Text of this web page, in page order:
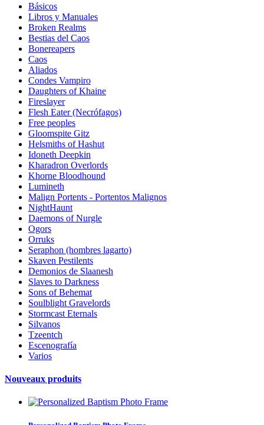
Básicos
Libros y Manuales
Broken Realms
Bestias del Caos
Bonereapers
Caos
Aliados
Condes Vampiro
Daughters of Khaine
Fireslayer
Flesh Eater (Necrófagos)
Free peoples
Gloomspite Gitz
Helsmiths of Hashut
Idoneth Deepkin
Kharadron Overlords
Khorne Bloodhound
Lumineth
Malign Portents - Portentos Malignos
NightHaunt
Daemons of Nurgle
Ogors
Orruks
Seraphon (hombres lagarto)
Skaven Pestilents
Demonios de Slaanesh
Slaves to Darkness
Sons of Behemat
Soulblight Gravelords
Stormcast Eternals
Silvanos
Tzeentch
Escenografía
Varios
Nouveaux produits